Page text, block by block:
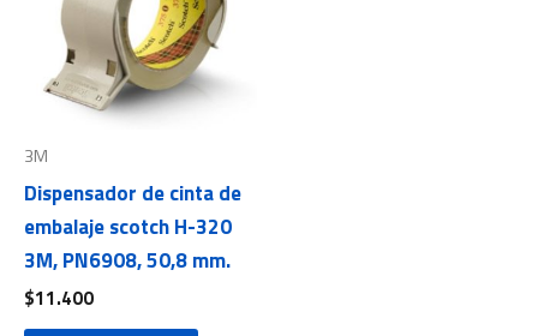
3M
Dispensador de cinta de
embalaje scotch H-320
3M, PN6908, 50,8 mm.
$11.400